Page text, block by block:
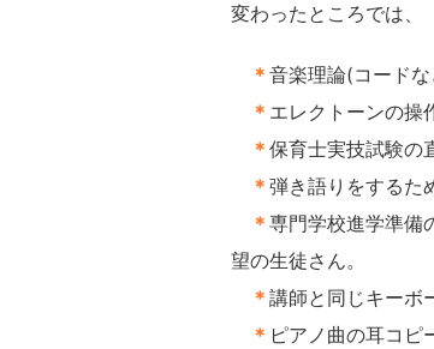
変わったところでは、
＊ 音楽理論(コード
＊ エレクトーンの操
＊ 保育士実技試験の
＊ 弾き語りをするた
＊ 専門学校進学準備
望の生徒さん。
＊ 講師と同じキーボ
＊ ピアノ曲の耳コピ